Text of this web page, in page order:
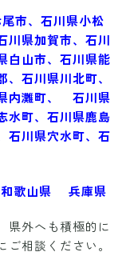
市、石川県小松
川県加賀市、石川
白山市、石川県能
石川県川北町、
内灘町、 石川県
水町、石川県鹿島
石川県穴水町、石
歌山県 兵庫県
県外へも積極的に
相談ください。